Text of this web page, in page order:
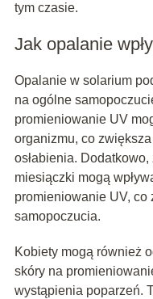
tym czasie.
Jak opalanie
Opalanie w solarium
na ogólne
promieniowanie UV
organizmu, co
osłabienia.
miesiączki mogą
promieniowanie UV, co
samopoczucia.
Kobiety mogą również
skóry na
wystąpienia poparzeń.